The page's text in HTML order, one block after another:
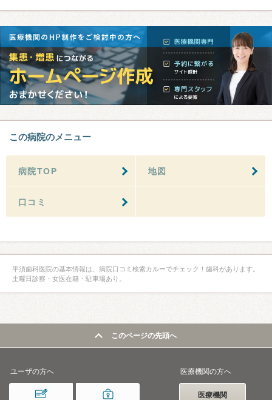
この病院のメニュー
病院TOP 地図
口コミ
平須歯科医院の基本情報は、病院口コミ検索カルーでチェック！歯科があります。
土曜日診察・女医在籍・駐車場あり。
このページの先頭へ
ユーザの方へ 医療機関の方へ
医療機関